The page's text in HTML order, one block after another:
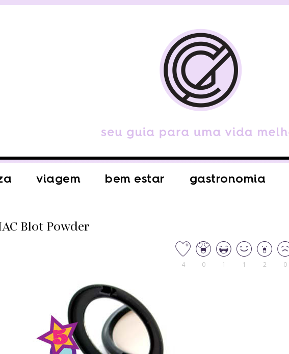
viagem bem estar gastronomia
Blot Powder
4 0 1 1 2 0